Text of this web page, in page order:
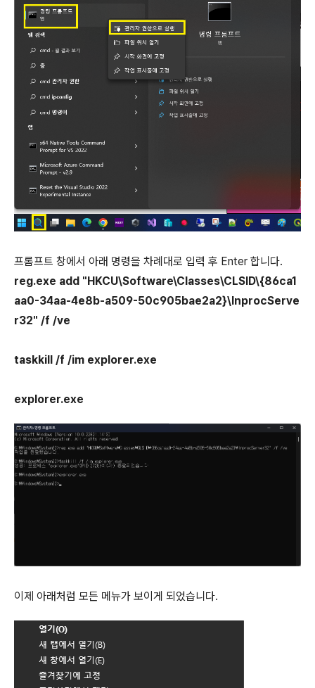
프롬프트 창에서 아래 명령을 차례대로 입력 후 Enter 합니다.
reg.exe add "HKCU\Software\Classes\CLSID\{86ca1
aa0-34aa-4e8b-a509-50c905bae2a2}\InprocServe
r32" /f /ve
taskkill /f /im explorer.exe
explorer.exe
이제 아래처럼 모든 메뉴가 보이게 되었습니다.